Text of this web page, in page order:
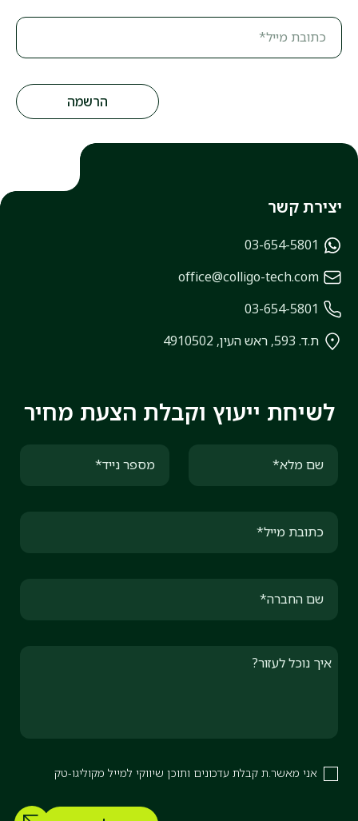
כתובת מייל*
לשיחת ייעוץ וקבלת הצעת מחיר
שם מלא* מספר נייד*
כתובת מייל*
שם החברה*
איך נוכל לעזור?
אני מאשר.ת קבלת עדכונים ותוכן שיווקי למייל מקוליגו-טק
יצירת קשר
03-654-5801
office@colligo-tech.com
03-654-5801
ת.ד. 593, ראש העין, 4910502